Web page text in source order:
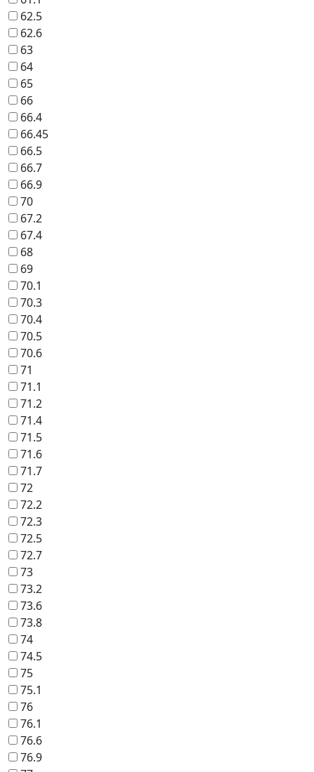
62.5
62.6
63
64
65
66
66.4
66.45
66.5
66.7
66.9
70
67.2
67.4
68
69
70.1
70.3
70.4
70.5
70.6
71
71.1
71.2
71.4
71.5
71.6
71.7
72
72.2
72.3
72.5
72.7
73
73.2
73.6
73.8
74
74.5
75
75.1
76
76.1
76.6
76.9